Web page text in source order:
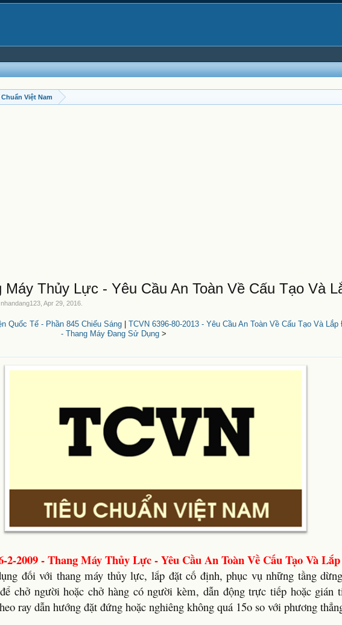
Việt Nam
Máy Thủy Lực - Yêu Cầu An Toàn Về Cấu Tạo Và
nhandang123 ,Apr 29, 2016
Quốc Tế - Phần 845 Chiếu Sáng
TCVN 6396-80-2013 - Yêu Cầu An Toàn Về Cấu Tạo Và
- Thang Máy Đang Sử Dụng>
2-2009 - Thang Máy Thủy Lực - Yêu Cầu An Toàn Về Cấu Tạo Và
đối với thang máy thủy lực, lắp đặt cố định, phục vụ những tầng
chở người hoặc chở hàng có người kèm, dẫn động trực tiếp hoặc gián
ray dẫn hướng đặt đứng hoặc nghiêng không quá 15o so với phương